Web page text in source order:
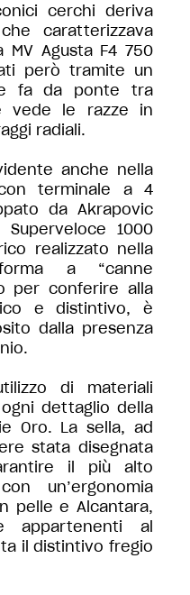
cerchi deriva
caratterizzava
MV Agusta F4 750
però tramite un
fa da ponte tra
vede le razze in
radiali.
anche nella
terminale a 4
da Akrapovic
1000
realizzato nella
a “canne
per conferire alla
e distintivo, è
dalla presenza
di materiali
dettaglio della
Oro. La sella, ad
stata disegnata
il più alto
un’ergonomia
pelle e Alcantara,
appartenenti al
il distintivo fregio